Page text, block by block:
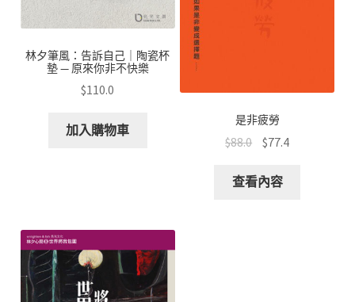
林夕筆風：告訴自己｜陶瓷杯
墊 — 原來你非不快樂
$110.0
加入購物車
是非疲勞
$88.0 $77.4
查看內容